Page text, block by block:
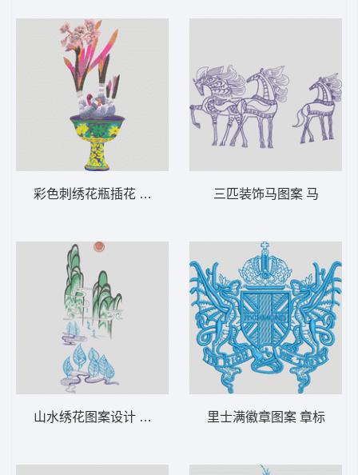
彩色刺绣花瓶插花 靓花 花瓶 精品
山水绣花图案设计 风景 山峰 山水画
三匹装饰马图案 马
里士满徽章图案 章标